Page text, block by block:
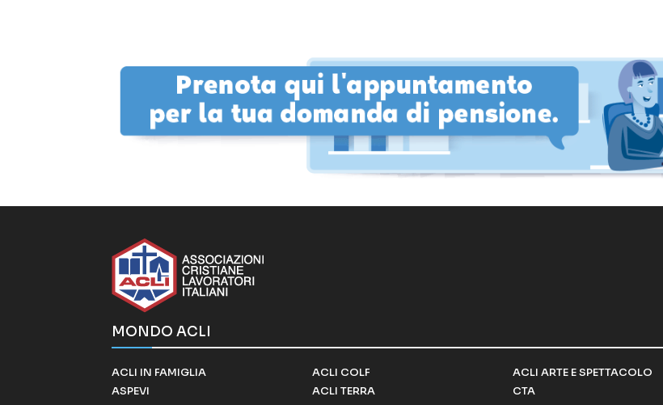
MONDO ACLI
ACLI IN FAMIGLIA
ASPEVI
ACLI COLF
ACLI TERRA
ACLI ARTE E SPETTACOLO
CTA